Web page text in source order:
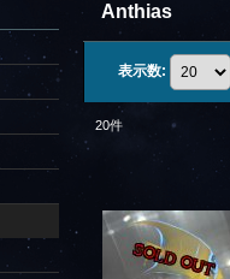
Anthias
表示数:
20件